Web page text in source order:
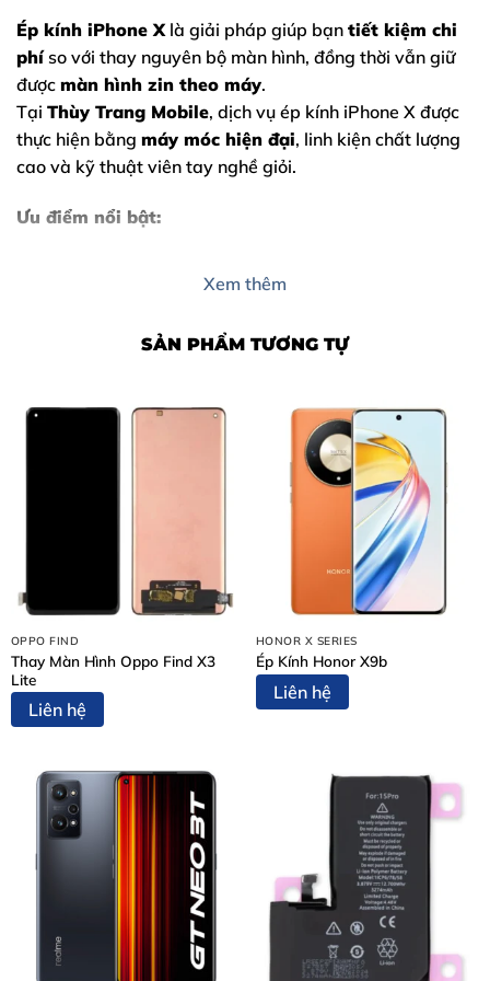
Ép kính iPhone X là giải pháp giúp bạn tiết kiệm chi
phíso với thay nguyên bộ màn hình, đồng thời vẫn giữ
được màn hình zin theo máy.
Tại Thùy Trang Mobile, dịch vụ ép kính iPhone X được
thực hiện bằng máy móc hiện đại, linh kiện chất lượng
cao và kỹ thuật viên tay nghề giỏi.
Ưu điểm nổi bật:
Chi phí thấp hơn thay màn hình
Dấu hiệu cho thấy bạn cần ép kính iPhone X
Vì sao nên ép kính iPhone X thay vì thay màn hình?
Bảng giá ép kính iPhone X tại Thùy Trang Mobile
Quy trình ép kính iPhone X chuyên nghiệp – 5 bước rõ
Bước 1: Tiếp nhận thiết bị và tư vấn ban đầu
Bước 2: Lập phiếu tiếp nhận và chẩn đoán chi tiết
Bước 3: Thông báo kết quả chẩn đoán và báo giá chính
Bước 4: Thực hiện ép kính iPhone X
Bước 5: Bàn giao thiết bị và thanh toán
Kết luận
Liên hệ ép kính iPhone X tại Thùy Trang Mobile
Dấu hiệu cho thấy bạn cần ép kính
Không phải lúc nào màn hình hư cũng cần thay mới. Bạn
ép kính iPhone Xkhi gặp các dấu hiệu sau:
Xem thêm
SẢN PHẨM TƯƠNG TỰ
OPPO FIND
Thay Màn Hình Oppo Find X3
Lite
Liên hệ
HONOR X SERIES
Ép Kính Honor X9b
Liên hệ